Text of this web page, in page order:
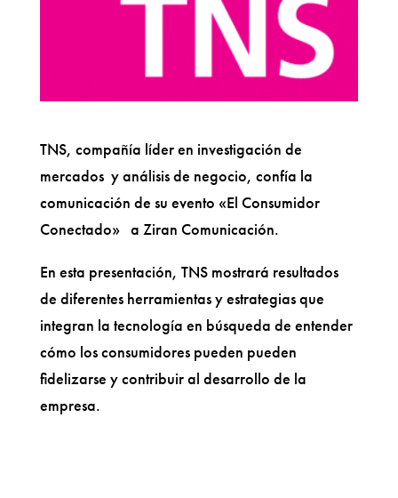
TNS, compañía líder en investigación de
mercados y análisis de negocio, confía la
comunicación de su evento «El Consumidor
Conectado» a Ziran Comunicación.
En esta presentación, TNS mostrará resultados
de diferentes herramientas y estrategias que
integran la tecnología en búsqueda de entender
cómo los consumidores pueden pueden
fidelizarse y contribuir al desarrollo de la
empresa.